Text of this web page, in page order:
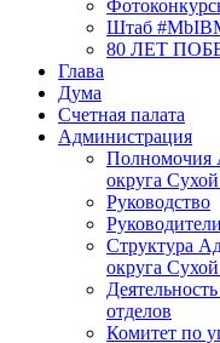
Штаб
80 ЛЕТ
Глава
Дума
Счетная палата
Администрация
Полномочия
округа
Руководство
Структура
округа
отделов
Комитет по